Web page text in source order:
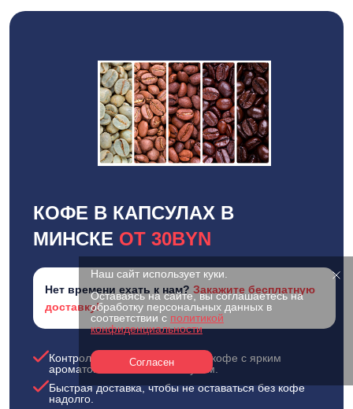
КОФЕ В КАПСУЛАХ В
МИНСКЕ ОТ 30BYN
Нет времени ехать к нам? Закажите бесплатную
доставку!
Контроль качества и свежести: кофе с ярким
ароматом и стабильным вкусом.
Быстрая доставка, чтобы не оставаться без кофе
надолго.
Наш сайт использует куки.
Оставаясь на сайте, вы соглашаетесь на
обработку персональных данных в
соответствии с политикой
конфиденциальности
Согласен